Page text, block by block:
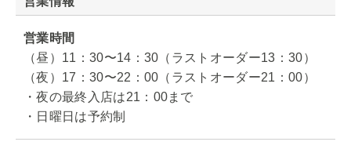
営業時間
（昼）11：30〜14：30（ラストオーダー13：30）
（夜）17：30〜22：00（ラストオーダー21：00）
・夜の最終入店は21：00まで
・日曜日は予約制